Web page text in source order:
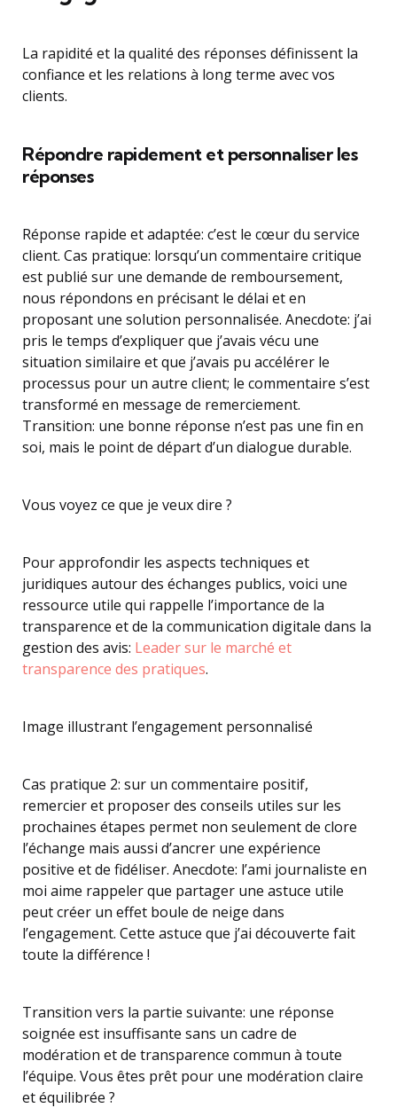
La rapidité et la qualité des réponses définissent la
confiance et les relations à long terme avec vos
clients.
Répondre rapidement et personnaliser les
réponses
Réponse rapide et adaptée: c’est le cœur du service
client. Cas pratique: lorsqu’un commentaire critique
est publié sur une demande de remboursement,
nous répondons en précisant le délai et en
proposant une solution personnalisée. Anecdote: j’ai
pris le temps d’expliquer que j’avais vécu une
situation similaire et que j’avais pu accélérer le
processus pour un autre client; le commentaire s’est
transformé en message de remerciement.
Transition: une bonne réponse n’est pas une fin en
soi, mais le point de départ d’un dialogue durable.
Vous voyez ce que je veux dire ?
Pour approfondir les aspects techniques et
juridiques autour des échanges publics, voici une
ressource utile qui rappelle l’importance de la
transparence et de la communication digitale dans la
gestion des avis: Leader sur le marché et
transparence des pratiques.
Image illustrant l’engagement personnalisé
Cas pratique 2: sur un commentaire positif,
remercier et proposer des conseils utiles sur les
prochaines étapes permet non seulement de clore
l’échange mais aussi d’ancrer une expérience
positive et de fidéliser. Anecdote: l’ami journaliste en
moi aime rappeler que partager une astuce utile
peut créer un effet boule de neige dans
l’engagement. Cette astuce que j’ai découverte fait
toute la différence !
Transition vers la partie suivante: une réponse
soignée est insuffisante sans un cadre de
modération et de transparence commun à toute
l’équipe. Vous êtes prêt pour une modération claire
et équilibrée ?